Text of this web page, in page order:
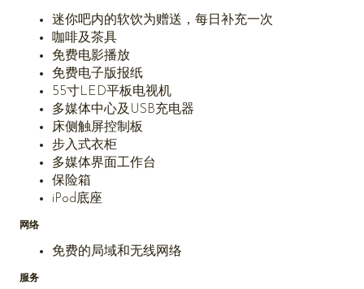
迷你吧内的软饮为赠送，每日补充一次
咖啡及茶具
免费电影播放
免费电子版报纸
55寸LED平板电视机
多媒体中心及USB充电器
床侧触屏控制板
步入式衣柜
多媒体界面工作台
保险箱
iPod底座
网络
免费的局域和无线网络
服务